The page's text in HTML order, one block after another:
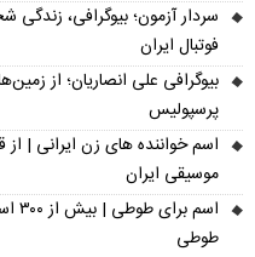
سردار آزمون؛ بیوگرافی،
فوتبال ایران
بیوگرافی علی انصاریان؛ از
پرسپولیس
اسم خواننده های زن ایرانی |
موسیقی ایران
طوطی